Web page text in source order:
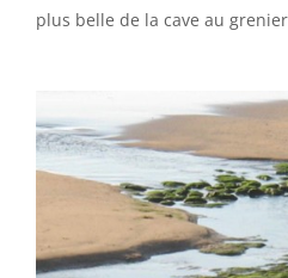
plus belle de la cave au